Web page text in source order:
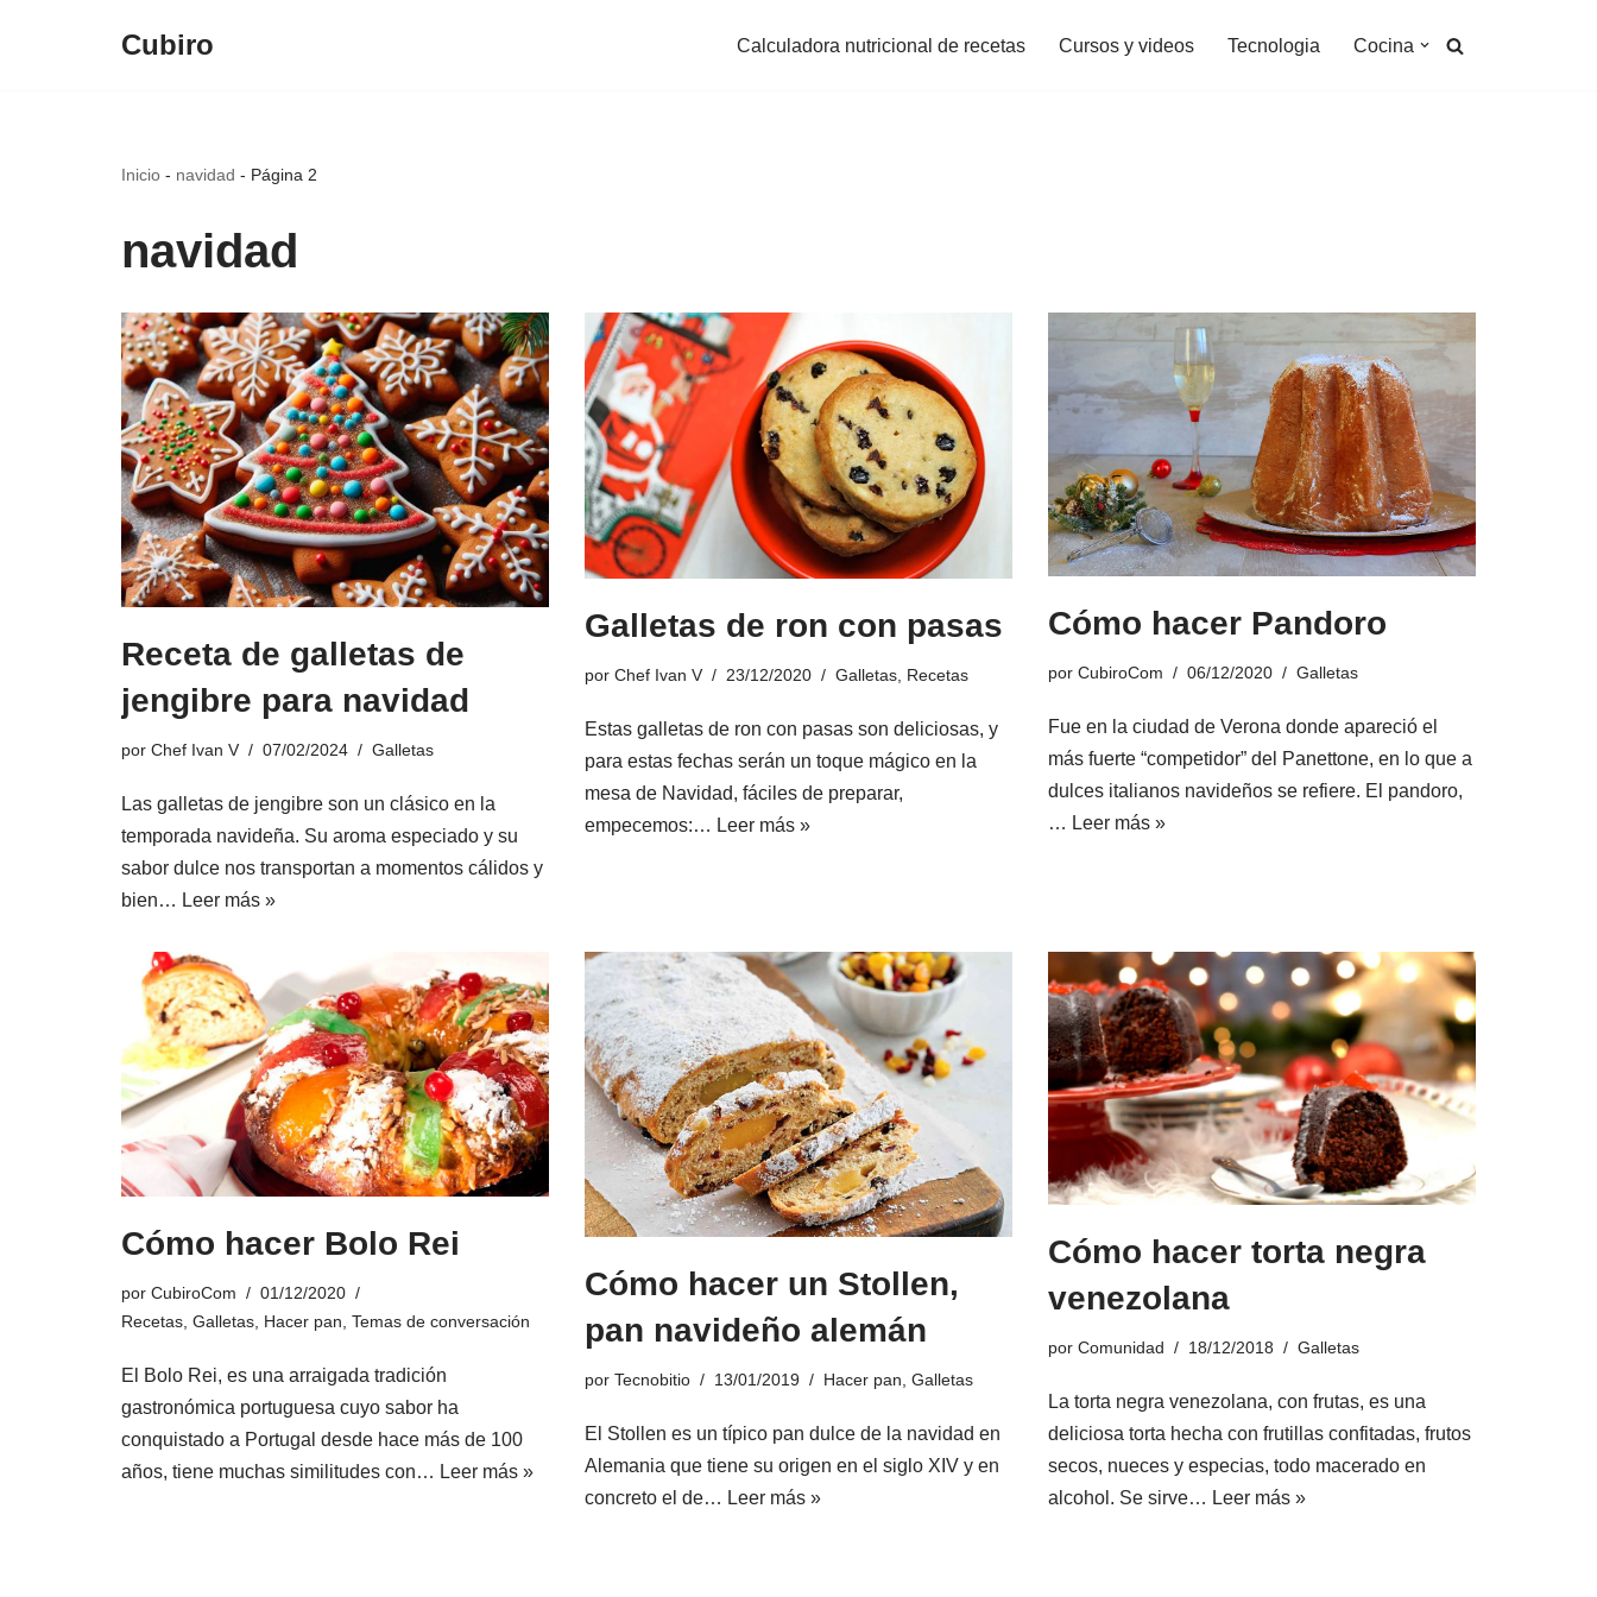
Cubiro Calculadora nutricional de recetas Cursos y videos Tecnologia Cocina
Inicio - navidad - Página 2
navidad
Receta de galletas de
jengibre para navidad
por Chef Ivan V 07/02/2024 Galletas
Las galletas de jengibre son un clásico en la
temporada navideña. Su aroma especiado y su
sabor dulce nos transportan a momentos cálidos y
bien… Leer más »
Galletas de ron con pasas
por Chef Ivan V 23/12/2020 Galletas Recetas
Estas galletas de ron con pasas son deliciosas, y
para estas fechas serán un toque mágico en la
mesa de Navidad, fáciles de preparar,
empecemos:… Leer más »
Cómo hacer Pandoro
por CubiroCom 06/12/2020 Galletas
Fue en la ciudad de Verona donde apareció el
más fuerte “competidor” del Panettone, en lo que a
dulces italianos navideños se refiere. El pandoro,
… Leer más »
Cómo hacer Bolo Rei
por CubiroCom
01/12/2020
Recetas Galletas Hacer pan Temas de conversación
El Bolo Rei, es una arraigada tradición
gastronómica portuguesa cuyo sabor ha
conquistado a Portugal desde hace más de 100
años, tiene muchas similitudes con… Leer más »
Cómo hacer un Stollen,
pan navideño alemán
por Tecnobitio 13/01/2019 Hacer pan, Galletas
El Stollen es un típico pan dulce de la navidad en
Alemania que tiene su origen en el siglo XIV y en
concreto el de… Leer más »
Cómo hacer torta negra
venezolana
por Comunidad 18/12/2018 Galletas
La torta negra venezolana, con frutas, es una
deliciosa torta hecha con frutillas confitadas, frutos
secos, nueces y especias, todo macerado en
alcohol. Se sirve… Leer más »